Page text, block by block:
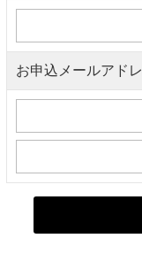
お申込メールアド